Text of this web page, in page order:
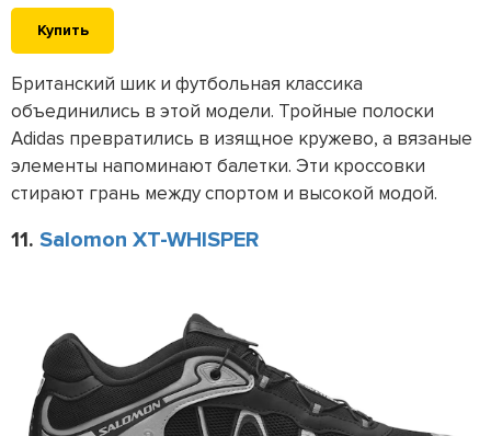
Купить
Британский шик и футбольная классика
объединились в этой модели. Тройные полоски
Adidas превратились в изящное кружево, а вязаные
элементы напоминают балетки. Эти кроссовки
стирают грань между спортом и высокой модой.
11. Salomon XT-WHISPER